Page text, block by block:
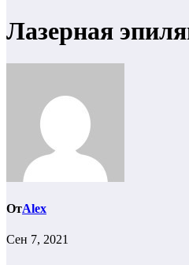
Лазерная
ОтAlex
Сен 7, 2021